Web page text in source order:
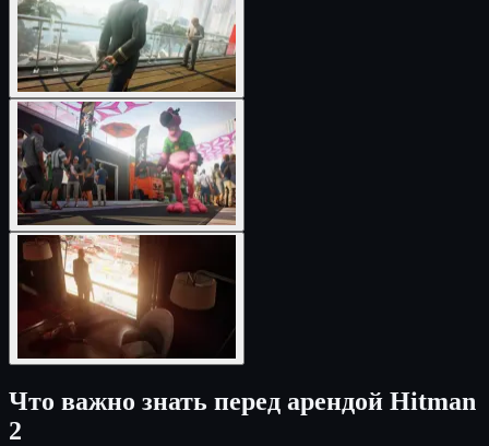
Что важно знать перед арендой Hitman
2